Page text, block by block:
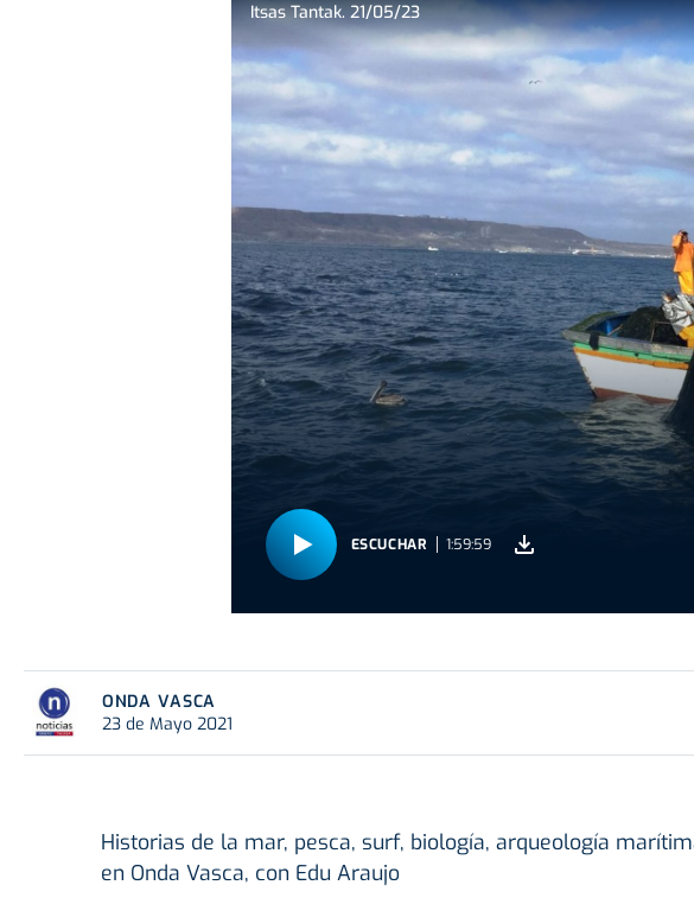
Itsas Tantak. 21/05/23
ESCUCHAR 1:59:59
ONDA VASCA
23 de Mayo 2021
Historias de la mar, pesca, surf, biología, arqueología
en Onda Vasca, con Edu Araujo